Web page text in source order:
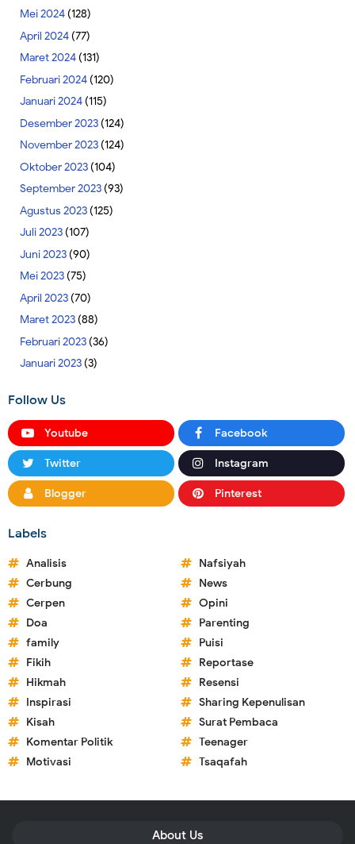
Mei 2024(128)
April 2024(77)
Maret 2024(131)
Februari 2024(120)
Januari 2024(115)
Desember 2023(124)
November 2023(124)
Oktober 2023(104)
September 2023(93)
Agustus 2023(125)
Juli 2023(107)
Juni 2023(90)
Mei 2023(75)
April 2023(70)
Maret 2023(88)
Februari 2023(36)
Januari 2023(3)
Follow Us
Youtube Facebook
Twitter Instagram
Blogger Pinterest
Labels
Analisis
Cerbung
Cerpen
Doa
family
Fikih
Hikmah
Inspirasi
Kisah
Komentar Politik
Motivasi
Nafsiyah
News
Opini
Parenting
Puisi
Reportase
Resensi
Sharing Kepenulisan
Surat Pembaca
Teenager
Tsaqafah
About Us